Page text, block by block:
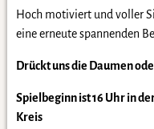
Hoch motiviert und voller
eine erneute spannenden
Drückt uns die Daumen
Spielbeginn ist 16 Uhr in
Kreis